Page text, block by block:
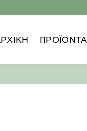
ΠΡΟΪOΝΤΑ